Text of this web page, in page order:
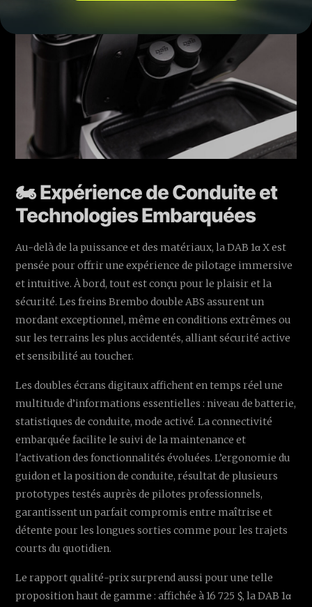
🏍️ Expérience de Conduite et
Technologies Embarquées
Au-delà de la puissance et des matériaux, la DAB 1α X est
pensée pour offrir une expérience de pilotage immersive
et intuitive. À bord, tout est conçu pour le plaisir et la
sécurité. Les freins Brembo double ABS assurent un
mordant exceptionnel, même en conditions extrêmes ou
sur les terrains les plus accidentés, alliant sécurité active
et sensibilité au toucher.
Les doubles écrans digitaux affichent en temps réel une
multitude d’informations essentielles : niveau de batterie,
statistiques de conduite, mode activé. La connectivité
embarquée facilite le suivi de la maintenance et
l'activation des fonctionnalités évoluées. L’ergonomie du
guidon et la position de conduite, résultat de plusieurs
prototypes testés auprès de pilotes professionnels,
garantissent un parfait compromis entre maîtrise et
détente pour les longues sorties comme pour les trajets
courts du quotidien.
Le rapport qualité-prix surprend aussi pour une telle
proposition haut de gamme : affichée à 16 725 $, la DAB 1α